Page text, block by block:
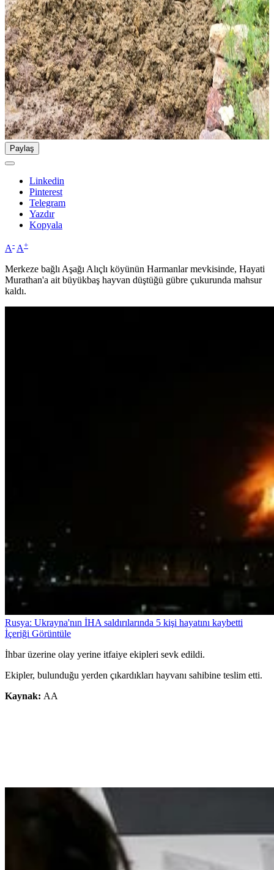
Paylaş
Linkedin
Pinterest
Telegram
Yazdır
Kopyala
A- A+
Merkeze bağlı Aşağı Alıçlı köyünün Harmanlar mevkisinde, Hayati
Murathan'a ait büyükbaş hayvan düştüğü gübre çukurunda mahsur
kaldı.
Rusya: Ukrayna'nın İHA saldırılarında 5 kişi hayatını kaybetti
İçeriği Görüntüle
İhbar üzerine olay yerine itfaiye ekipleri sevk edildi.
Ekipler, bulunduğu yerden çıkardıkları hayvanı sahibine teslim etti.
Kaynak: AA